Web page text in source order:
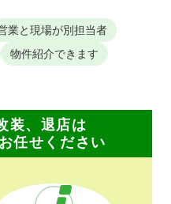
業と現場が別担当者
物件紹介できます
装、退店は
任せください